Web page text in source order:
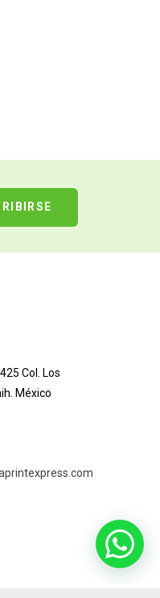
Col. Los
México